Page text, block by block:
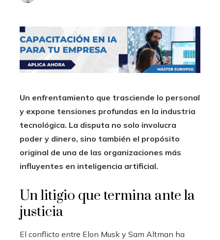
Un enfrentamiento que trasciende lo personal
y expone tensiones profundas en la industria
tecnológica. La disputa no solo involucra
poder y dinero, sino también el propósito
original de una de las organizaciones más
influyentes en inteligencia artificial.
Un litigio que termina ante la
justicia
El conflicto entre Elon Musk y Sam Altman ha